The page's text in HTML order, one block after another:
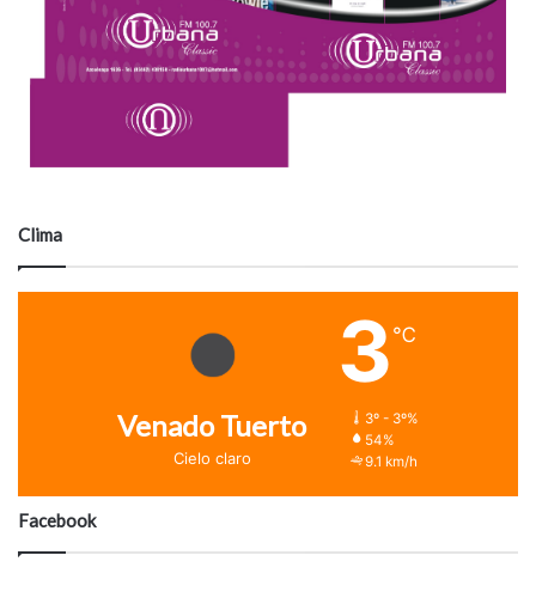
Clima
Venado Tuerto
Cielo claro
3 ℃
3º - 3º%
54%
9.1 km/h
Facebook